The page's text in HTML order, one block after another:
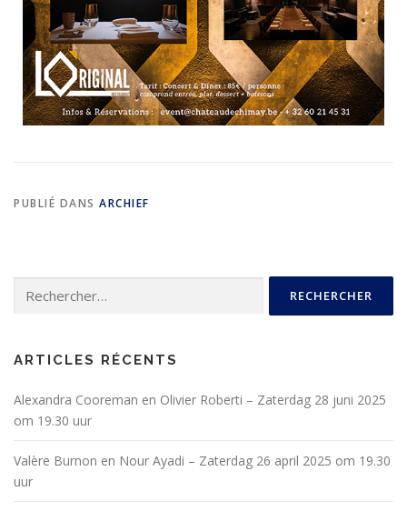
PUBLIÉ DANS ARCHIEF
ARTICLES RÉCENTS
Alexandra Cooreman en Olivier Roberti – Zaterdag 28 juni 2025
om 19.30 uur
Valère Burnon en Nour Ayadi – Zaterdag 26 april 2025 om 19.30
uur